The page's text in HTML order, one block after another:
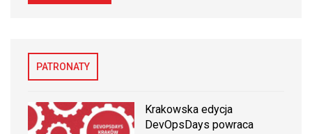
PATRONATY
Krakowska edycja
DevOpsDays powraca